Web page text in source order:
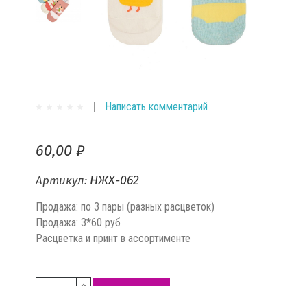
Написать комментарий
60,00 ₽
Артикул: НЖХ-062
Продажа: по 3 пары (разных расцветок)
Продажа: 3*60 руб
Расцветка и принт в ассортименте